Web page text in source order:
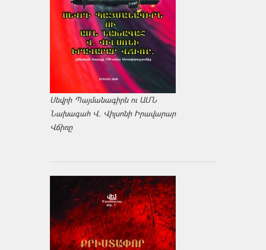
Սեվրի Պայմանագիրն ու ԱՄՆ
Նախագահ Վ. Վիլսոնի Իրավարար
Վճիռը